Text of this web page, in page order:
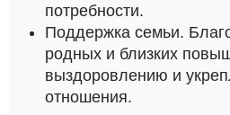
потребности.
Поддержка семьи.
родных и близких
выздоровлению и
отношения.